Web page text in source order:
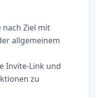
nach Ziel mit
allgemeinem
Invite-Link und
zu